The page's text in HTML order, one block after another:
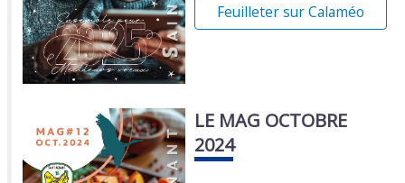
Feuilleter sur Calaméo
LE MAG OCTOBRE
2024